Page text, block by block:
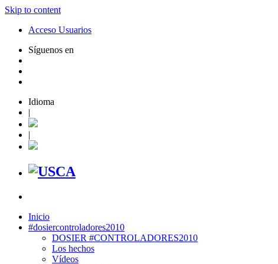
Skip to content
Acceso Usuarios
Síguenos en
Idioma
|
|
Inicio
#dosiercontroladores2010
DOSIER #CONTROLADORES2010
Los hechos
Vídeos